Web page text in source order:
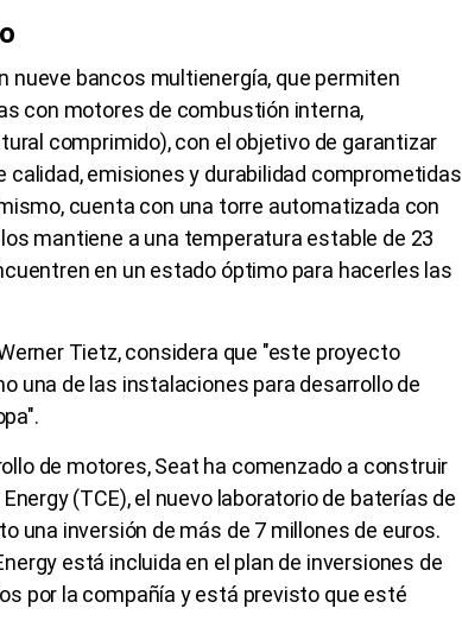
nueve bancos multienergía, que permiten
con motores de combustión interna,
comprimido), con el objetivo de garantizar
calidad, emisiones y durabilidad comprometidas
cuenta con una torre automatizada con
mantiene a una temperatura estable de 23
en un estado óptimo para hacerles las
Tietz, considera que "este proyecto
una de las instalaciones para desarrollo de
de motores, Seat ha comenzado a construir
(TCE), el nuevo laboratorio de baterías de
una inversión de más de 7 millones de euros.
está incluida en el plan de inversiones de
por la compañía y está previsto que esté